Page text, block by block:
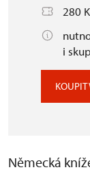
280
i
KOUPIT
Německá